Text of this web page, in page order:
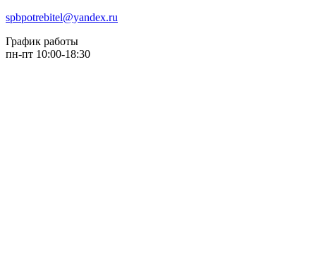
spbpotrebitel@yandex.ru
График работы
пн-пт 10:00-18:30